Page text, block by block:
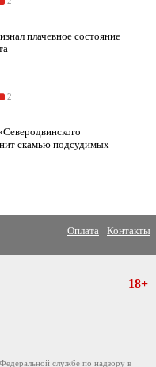
плачевное состояние
2
скамью подсудимых
Оплата Контакты
18+
службе по надзору в